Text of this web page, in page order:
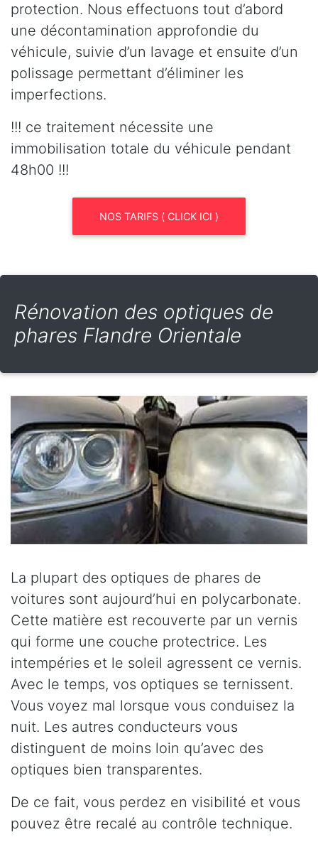
protection. Nous effectuons tout d’abord
une décontamination approfondie du
véhicule, suivie d’un lavage et ensuite d’un
polissage permettant d’éliminer les
imperfections.
!!! ce traitement nécessite une
immobilisation totale du véhicule pendant
48h00 !!!
NOS TARIFS ( CLICK ICI )
Rénovation des optiques de
phares Flandre Orientale
La plupart des optiques de phares de
voitures sont aujourd’hui en polycarbonate.
Cette matière est recouverte par un vernis
qui forme une couche protectrice. Les
intempéries et le soleil agressent ce vernis.
Avec le temps, vos optiques se ternissent.
Vous voyez mal lorsque vous conduisez la
nuit. Les autres conducteurs vous
distinguent de moins loin qu’avec des
optiques bien transparentes.
De ce fait, vous perdez en visibilité et vous
pouvez être recalé au contrôle technique.